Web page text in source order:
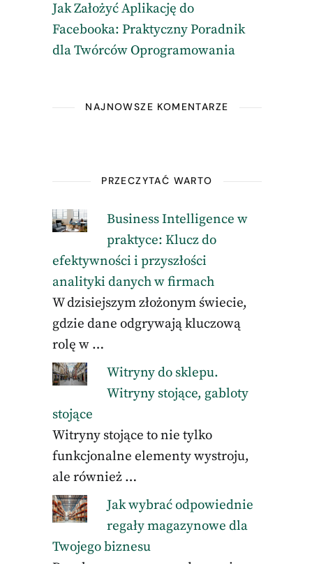
Jak Założyć Aplikację do
Facebooka: Praktyczny Poradnik
dla Twórców Oprogramowania
NAJNOWSZE KOMENTARZE
PRZECZYTAĆ WARTO
Business Intelligence w
praktyce: Klucz do
efektywności i przyszłości
analityki danych w firmach
W dzisiejszym złożonym świecie,
gdzie dane odgrywają kluczową
rolę w …
Witryny do sklepu.
Witryny stojące, gabloty
stojące
Witryny stojące to nie tylko
funkcjonalne elementy wystroju,
ale również …
Jak wybrać odpowiednie
regały magazynowe dla
Twojego biznesu